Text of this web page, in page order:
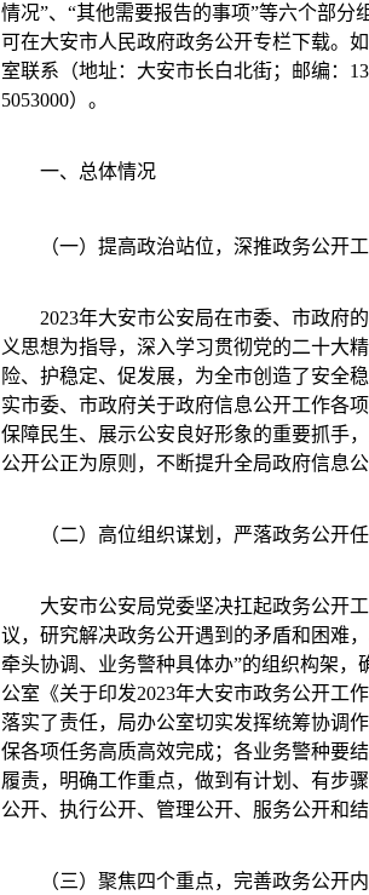
情况”、“其他需要报告的事项”等六个部分
可在大安市人民政府政务公开专栏下载。
室联系（地址：大安市长白北街；邮编：
5053000）。
一、总体情况
（一）提高政治站位，深推政务公开
2023年大安市公安局在市委、市政府的
义思想为指导，深入学习贯彻党的二十大
险、护稳定、促发展，为全市创造了安全
实市委、市政府关于政府信息公开工作各
保障民生、展示公安良好形象的重要抓手
公开公正为原则，不断提升全局政府信息
（二）高位组织谋划，严落政务公开
大安市公安局党委坚决扛起政务公开工
议，研究解决政务公开遇到的矛盾和困难
牵头协调、业务警种具体办”的组织构架
公室《关于印发2023年大安市政务公开工
落实了责任，局办公室切实发挥统筹协调
保各项任务高质高效完成；各业务警种要
履责，明确工作重点，做到有计划、有步
公开、执行公开、管理公开、服务公开和结
（三）聚焦四个重点，完善政务公开